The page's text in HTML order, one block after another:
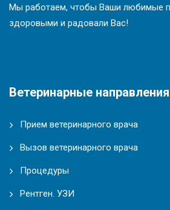
Мы работаем, чтобы Ваши любимые
здоровыми и радовали Вас!
Ветеринарные направления
Прием ветеринарного врача
Вызов ветеринарного врача
Процедуры
Рентген. УЗИ